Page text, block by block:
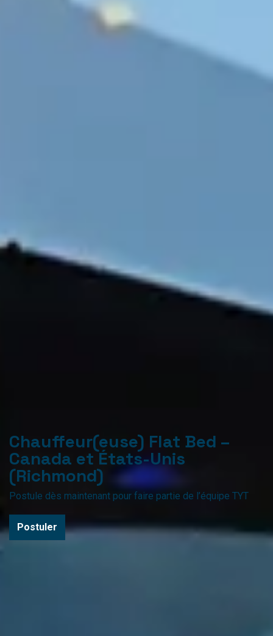
Chauffeur(euse) Flat Bed –
Canada et États-Unis
(Richmond)
Postule dès maintenant pour faire partie de l’équipe TYT
Postuler